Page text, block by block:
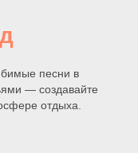
песни в
— создавайте
отдыха.